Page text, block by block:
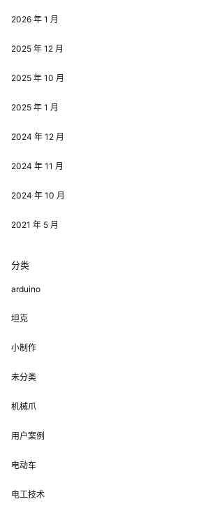
2026 年 1 月
2025 年 12 月
2025 年 10 月
2025 年 1 月
2024 年 12 月
2024 年 11 月
2024 年 10 月
2021 年 5 月
分类
arduino
坦克
小制作
未分类
机械爪
用户案例
电动车
电工技术